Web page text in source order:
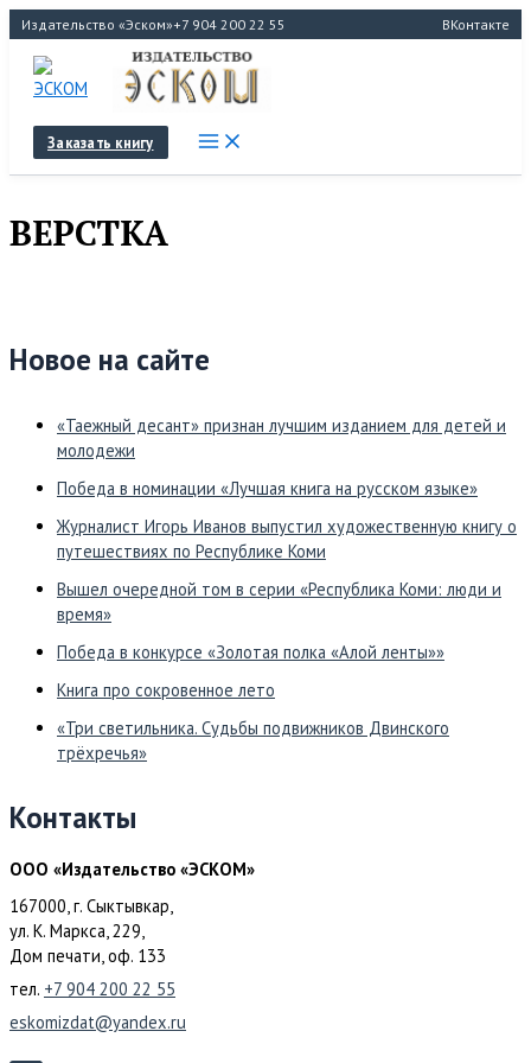
Перейти
содержимому
Издательство «Эском»+7 904 200 22 55 ВКонтакте
Заказать книгу
ВЕРСТКА
Новое на сайте
«Таежный десант» признан лучшим изданием для детей и
молодежи
Победа в номинации «Лучшая книга на русском языке»
Журналист Игорь Иванов выпустил художественную книгу о
путешествиях по Республике Коми
Вышел очередной том в серии «Республика Коми: люди и
время»
Победа в конкурсе «Золотая полка «Алой ленты»»
Книга про сокровенное лето
«Три светильника. Судьбы подвижников Двинского
трёхречья»
Контакты
ООО «Издательство «ЭСКОМ»
167000, г. Сыктывкар,
ул. К. Маркса, 229,
Дом печати, оф. 133
тел. +7 904 200 22 55
eskomizdat@yandex.ru